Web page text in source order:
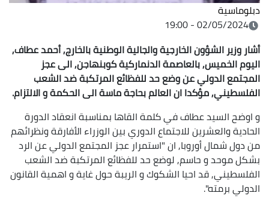
دبلوماسية
02/05/2024 - 19:00
أشار وزير الشؤون الخارجية والجالية الوطنية بالخارج, أحمد عطاف,
اليوم الخميس, بالعاصمة الدنماركية كوبنهاجن, الى عجز
المجتمع الدولي عن وضع حد للفظائع المرتكبة ضد الشعب
الفلسطيني, مؤكدا ان العالم بحاجة ماسة الى الحكمة و الالتزام.
و اوضح السيد عطاف في كلمة القاها بمناسبة انعقاد الدورة
الحادية والعشرين للاجتماع الدوري بين الوزراء الأفارقة ونظرائهم
من دول شمال أوروبا, ان "استمرار عجز المجتمع الدولي عن الرد
بشكل موحد و حاسم, لوضع حد للفظائع المرتكبة ضد الشعب
الفلسطيني, قد احيا الشكوك و الريبة حول غاية و اهمية القانون
الدولي برمته".